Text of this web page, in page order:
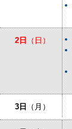
2日 （日）
3日 （月）